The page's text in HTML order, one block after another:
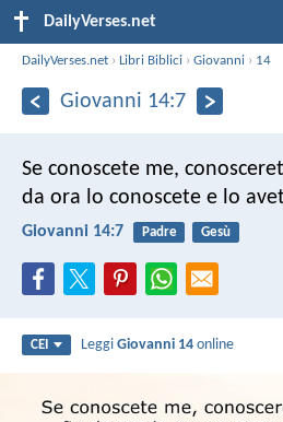
DailyVerses.net
DailyVerses.net ›Libri Biblici ›Giovanni › 14
Giovanni 14:7
Se conoscete me,
da ora lo conoscete e lo
Giovanni 14:7 Padre Gesù
CEI LeggiGiovanni 14 online